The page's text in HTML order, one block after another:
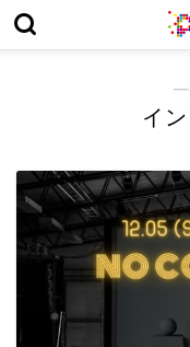
―
イ